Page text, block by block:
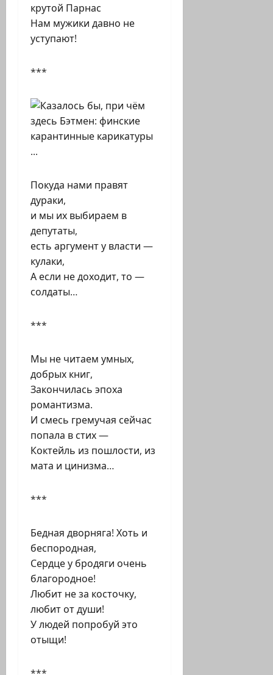
крутой Парнас
Нам мужики давно не
уступают!
***
Покуда нами правят
дураки,
и мы их выбираем в
депутаты,
есть аргумент у власти —
кулаки,
А если не доходит, то —
солдаты…
***
Мы не читаем​ умных,
добрых книг,
Закончилась эпоха
романтизма.
И смесь гремучая сейчас
попала в стих —
Коктейль из пошлости, из
мата и цинизма…
***
Бедная дворняга! Хоть и
беспородная,
Сердце у бродяги очень
благородное!
Любит не за косточку,
любит от души!
У людей попробуй это
отыщи!